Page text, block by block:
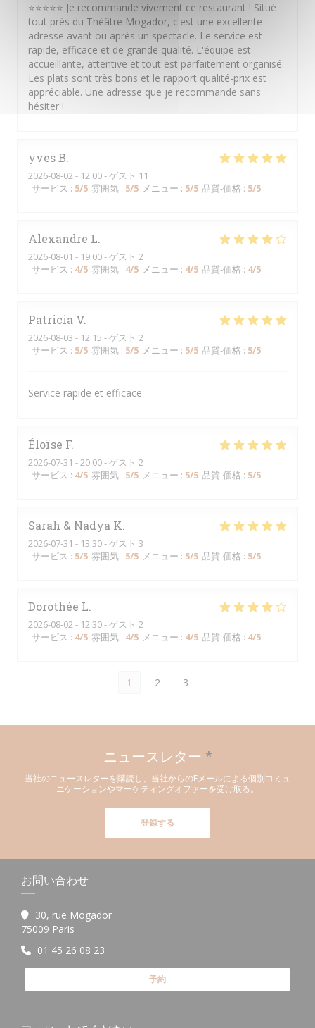
⭐⭐⭐⭐⭐ Je recommande vivement ce restaurant ! Situé
tout près du Théâtre Mogador, c'est une excellente
adresse avant ou après un spectacle. Le service est
rapide, efficace et de grande qualité. L'équipe est
accueillante, attentive et tout est parfaitement organisé.
Les plats sont très bons et le rapport qualité-prix est
appréciable. Une adresse que je recommande sans
hésiter !
yvesB
2026-08-02 - 12:00 - ゲスト 11
サービス : 5/5 雰囲気 : 5/5 メニュー : 5/5 品質-価格 : 5/5
Alexandre L
2026-08-01 - 19:00 - ゲスト 2
サービス : 4/5 雰囲気 : 4/5 メニュー : 4/5 品質-価格 : 4/5
Patricia V
2026-08-03 - 12:15 - ゲスト 2
サービス : 5/5 雰囲気 : 5/5 メニュー : 5/5 品質-価格 : 5/5
Service rapide et efficace
Éloïse F
2026-07-31 - 20:00 - ゲスト 2
サービス : 4/5 雰囲気 : 5/5 メニュー : 5/5 品質-価格 : 5/5
Sarah & Nadya K
2026-07-31 - 13:30 - ゲスト 3
サービス : 5/5 雰囲気 : 5/5 メニュー : 5/5 品質-価格 : 5/5
Dorothée L
2026-08-02 - 12:30 - ゲスト 2
サービス : 4/5 雰囲気 : 4/5 メニュー : 4/5 品質-価格 : 4/5
1 2 3
ニュースレター *
当社のニュースレターを購読し、当社からのEメールによる個別コミュ
ニケーションやマーケティングオファーを受け取る。
登録する
お問い合わせ
30, rue Mogador
75009 Paris
01 45 26 08 23
予約